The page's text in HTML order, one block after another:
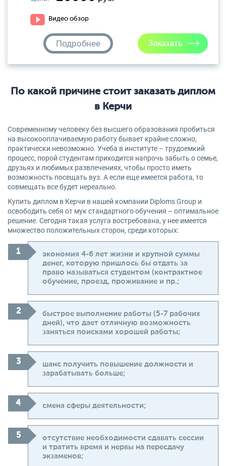
Видео обзор
Подробнее
По какой причине стоит заказать диплом
в Керчи
Современному человеку без высшего образования пробиться
на высокооплачиваемую работу бывает крайне сложно,
практически невозможно. Учеба в институте – трудоемкий
процесс, порой студентам приходится напрочь забыть о семье,
друзьях и любимых развлечениях, чтобы просто иметь
возможность посещать вуз. А если еще имеется работа, то
совмещать все будет нереально.
Купить диплом в Керчи в нашей компании Diploms Group и
освободить себя от мук стандартного обучения – оптимальное
решение. Сегодня такая услуга востребована, у нее имеется
множество положительных сторон, среди которых:
экономия 4-6 лет жизни и крупной суммы
денег, которую пришлось бы отдать за
право называться студентом (контрактное
обучение, проезд, проживание и пр.;
быстрое выполнение работы (5-7 рабочих
дней), что дает отличную возможность
заняться поисками хорошей работы;
шанс получить повышение должности и
зарабатывать больше;
смена сферы деятельности;
отсутствие необходимости сдавать сессии
и тратить время и нервы на пересдачу
экзаменов;